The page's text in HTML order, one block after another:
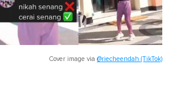
Cover image via @riecheendah (TikTok)